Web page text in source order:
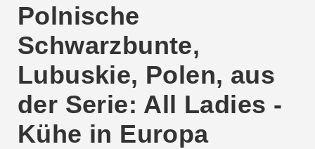
Polnische
Schwarzbunte,
Lubuskie, Polen, aus
der Serie: All Ladies -
Kühe in Europa